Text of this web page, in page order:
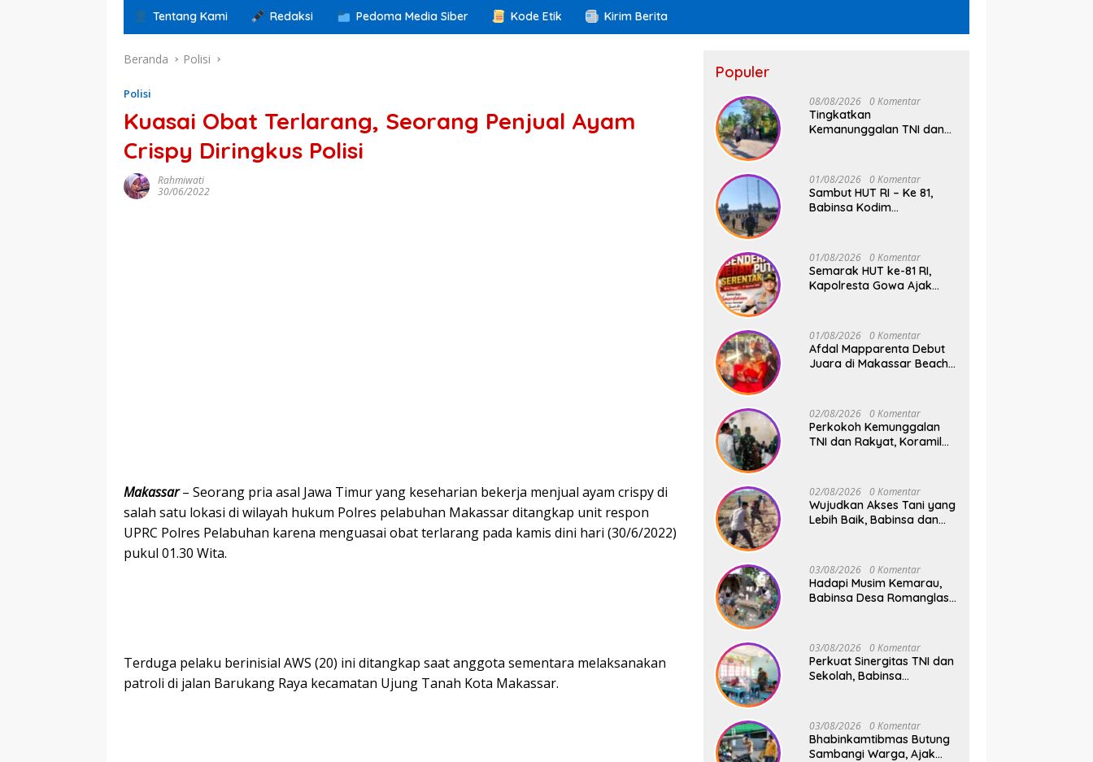
Tentang Kami Redaksi Pedoma Media Siber Kode Etik Kirim Berita
Beranda Polisi
Polisi
Kuasai Obat Terlarang, Seorang Penjual Ayam
Crispy Diringkus Polisi
Rahmiwati
30/06/2022
Makassar– Seorang pria asal Jawa Timur yang keseharian bekerja menjual ayam crispy di
salah satu lokasi di wilayah hukum Polres pelabuhan Makassar ditangkap unit respon
UPRC Polres Pelabuhan karena menguasai obat terlarang pada kamis dini hari (30/6/2022)
pukul 01.30 Wita.
Terduga pelaku berinisial AWS (20) ini ditangkap saat anggota sementara melaksanakan
patroli di jalan Barukang Raya kecamatan Ujung Tanah Kota Makassar.
Populer
08/08/2026 0 Komentar
Tingkatkan
Kemanunggalan TNI dan
dan Mahasiswa UIN Gelar
Karya Bakti
01/08/2026 0 Komentar
Sambut HUT RI – Ke 81,
Babinsa Kodim
Kedisiplinan Calon
Paskibraka Kecamatan
Bontonompo
01/08/2026 0 Komentar
Semarak HUT ke-81 RI,
Kapolresta Gowa Ajak
01/08/2026 0 Komentar
Afdal Mapparenta Debut
Juara di Makassar Beach
02/08/2026 0 Komentar
Perkokoh Kemunggalan
TNI dan Rakyat, Koramil
02/08/2026 0 Komentar
Wujudkan Akses Tani yang
Lebih Baik, Babinsa dan
Swadaya
03/08/2026 0 Komentar
Hadapi Musim Kemarau,
Babinsa Desa Romanglasa
Kesehatan
03/08/2026 0 Komentar
Perkuat Sinergitas TNI dan
Sekolah, Babinsa
Center Malakaji
03/08/2026 0 Komentar
Bhabinkamtibmas Butung
Sambangi Warga, Ajak